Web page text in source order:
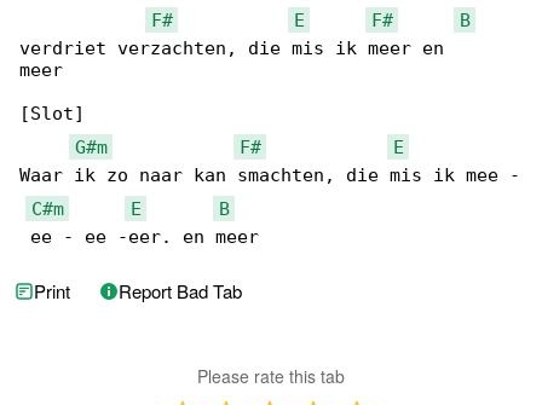
F#
E F#
B
verdriet verzachten, die mis ik meer en
meer
[Slot]
G#m
F#
E
Waar ik zo naar kan smachten, die mis ik mee -
C#m
E
B
ee - ee -eer. en meer
Print Report Bad Tab
Please rate this tab